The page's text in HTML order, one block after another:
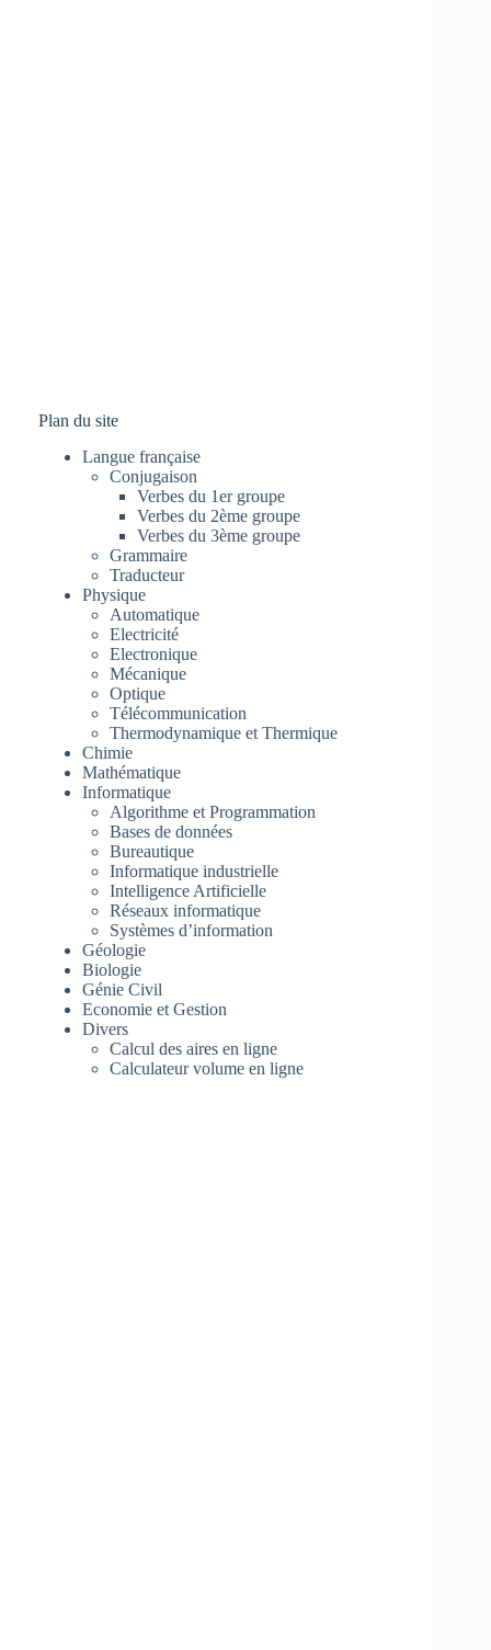
Plan du site
Langue française
Conjugaison
Verbes du 1er groupe
Verbes du 2ème groupe
Verbes du 3ème groupe
Grammaire
Traducteur
Physique
Automatique
Electricité
Electronique
Mécanique
Optique
Télécommunication
Thermodynamique et Thermique
Chimie
Mathématique
Informatique
Algorithme et Programmation
Bases de données
Bureautique
Informatique industrielle
Intelligence Artificielle
Réseaux informatique
Systèmes d’information
Géologie
Biologie
Génie Civil
Economie et Gestion
Divers
Calcul des aires en ligne
Calculateur volume en ligne